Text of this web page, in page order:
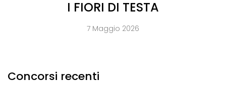
I FIORI DI TESTA
7 Maggio 2026
Concorsi recenti